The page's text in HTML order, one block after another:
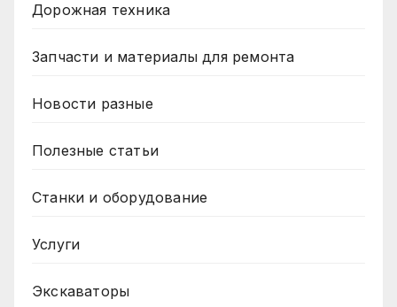
Дорожная техника
Запчасти и материалы для ремонта
Новости разные
Полезные статьи
Станки и оборудование
Услуги
Экскаваторы